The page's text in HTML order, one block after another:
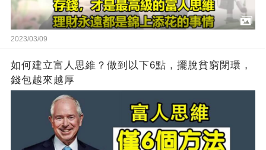
2023/03/09
如何建立富人思維？做到以下6點，擺脫貧窮閉環，
錢包越來越厚